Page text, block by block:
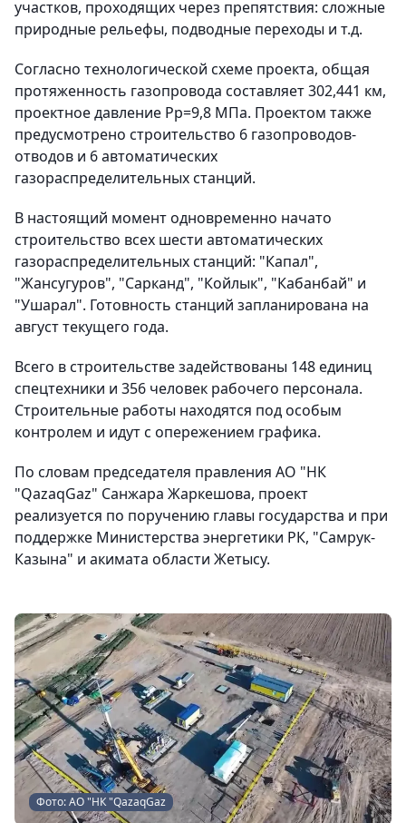
участков, проходящих через препятствия: сложные
природные рельефы, подводные переходы и т.д.
Согласно технологической схеме проекта, общая
протяженность газопровода составляет 302,441 км,
проектное давление Рр=9,8 МПа. Проектом также
предусмотрено строительство 6 газопроводов-
отводов и 6 автоматических
газораспределительных станций.
В настоящий момент одновременно начато
строительство всех шести автоматических
газораспределительных станций: "Капал",
"Жансугуров", "Сарканд", "Койлык", "Кабанбай" и
"Ушарал". Готовность станций запланирована на
август текущего года.
Всего в строительстве задействованы 148 единиц
спецтехники и 356 человек рабочего персонала.
Строительные работы находятся под особым
контролем и идут с опережением графика.
По словам председателя правления АО "НК
"QazaqGaz" Санжара Жаркешова, проект
реализуется по поручению главы государства и при
поддержке Министерства энергетики РК, "Самрук-
Казына" и акимата области Жетысу.
Фото: АО "НК "QazaqGaz